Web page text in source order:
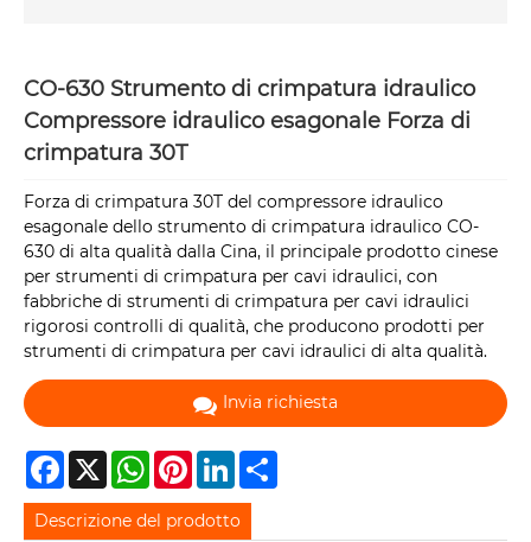
CO-630 Strumento di crimpatura idraulico
Compressore idraulico esagonale Forza di
crimpatura 30T
Forza di crimpatura 30T del compressore idraulico
esagonale dello strumento di crimpatura idraulico CO-
630 di alta qualità dalla Cina, il principale prodotto cinese
per strumenti di crimpatura per cavi idraulici, con
fabbriche di strumenti di crimpatura per cavi idraulici
rigorosi controlli di qualità, che producono prodotti per
strumenti di crimpatura per cavi idraulici di alta qualità.
Invia richiesta
Facebook
X WhatsAppPinterestLinkedIn
Descrizione del prodotto